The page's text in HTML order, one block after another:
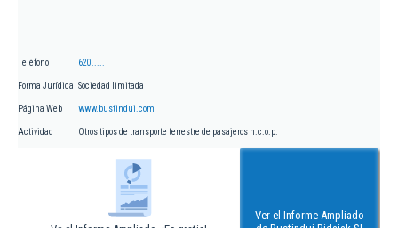
Teléfono 620.....
Forma Jurídica Sociedad limitada
Página Web www.bustindui.com
Actividad Otros tipos de transporte terrestre de pasajeros n.c.o.p.
Ver el Informe Ampliado